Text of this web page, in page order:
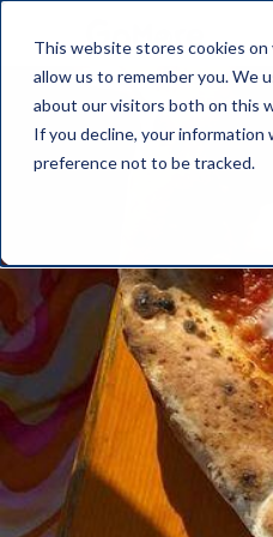
This website stores cookies
allow us to remember you. We
about our visitors both on this
If you decline, your information
preference not to be tracked.